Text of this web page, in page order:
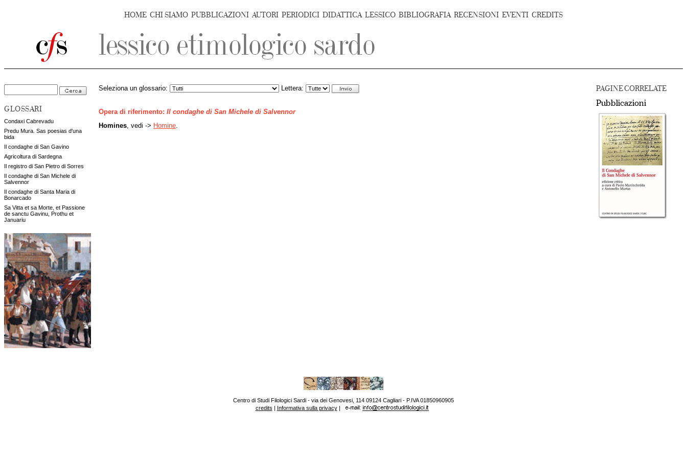
HOME CHI SIAMO PUBBLICAZIONI AUTORI PERIODICI DIDATTICA LESSICO BIBLIOGRAFIA RECENSIONI EVENTI CREDITS
GLOSSARI
Condaxi Cabrevadu
Predu Mura. Sas poesias d'una
bida
Il condaghe di San Gavino
Agricoltura di Sardegna
Il registro di San Pietro di Sorres
Il condaghe di San Michele di
Salvennor
Il condaghe di Santa Maria di
Bonarcado
Sa Vitta et sa Morte, et Passione
de sanctu Gavinu, Prothu et
Januariu
PAGINE CORRELATE
Pubblicazioni
Seleziona un glossario: Lettera:
Opera di riferimento: Il condaghe di San Michele di Salvennor
Homines , vedi -> Homine
Centro di Studi Filologici Sardi - via dei Genovesi, 114 09124 Cagliari - P.IVA 01850960905
credits | Informativa sulla privacy|